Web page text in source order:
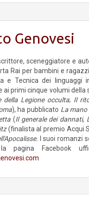
Genovesi
sceneggiatore e
Rai per bambini e
e Tecnica dei
ai primi cinque volumi della
della Legione occulta; Il
), ha pubblicato La
(Il generale dei dannati,
(finalista al premio Acqui
I suoi romanzi
Facebook